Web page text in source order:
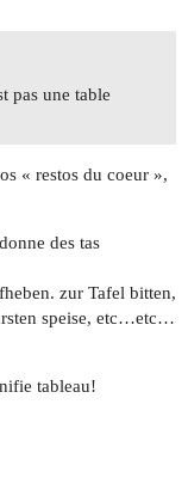
pas une table
« restos du coeur »,
des tas
zur Tafel bitten,
speise, etc…etc…
tableau!